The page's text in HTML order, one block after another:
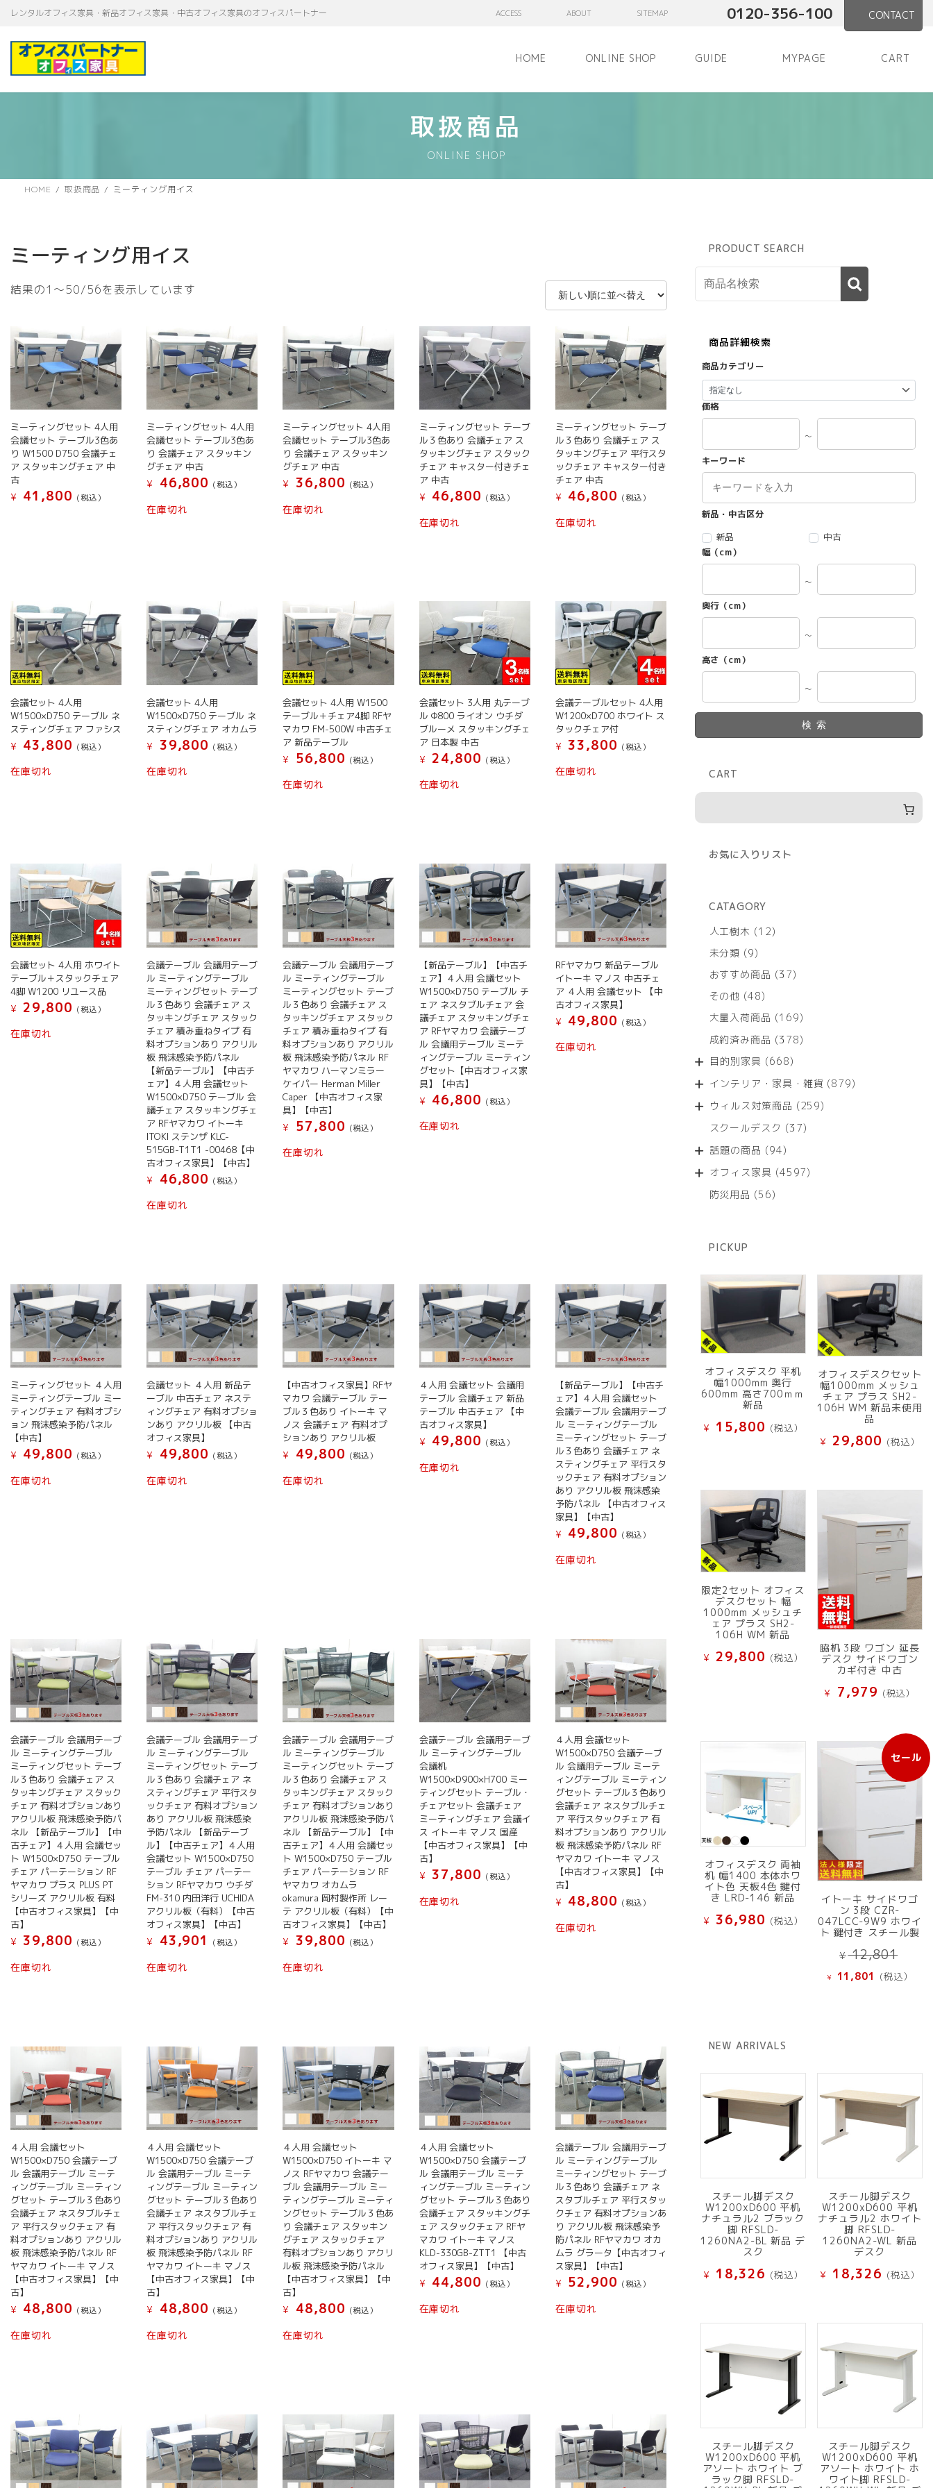
テ
ゲ
レンタルオフィス家具・新品オフィス家具・中古オフィス家具のオフィスパートナー ACCESS ABOUT SITEMAP 0120-356-100 CONTACT
HOME ONLINE SHOP GUIDE MYPAGE CART
取扱商品
ONLINE SHOP
HOME 取扱商品 ミーティング用イス
ミーティング用イス
結果の1～50/56を表示しています
順
ミーティングセット 4人用
会議セット テーブル3色あ
り W1500 D750 会議チェ
ア スタッキングチェア 中
古
¥
41,800 (税込）
複
数
の
リ
ー
シ
ョ
が
プ
シ
ョ
ン
は
商
品
ペ
ー
ジ
か
ら
ミーティングセット 4人用
会議セット テーブル3色あ
り 会議チェア スタッキン
グチェア 中古
¥
46,800 (税込）
在庫切れ
数
の
バ
リ
エ
ー
シ
ョ
ン
シ
ョ
ン
は
商
品
ペ
ー
ジ
か
ら
選
択
で
き
ま
す
ミーティングセット 4人用
会議セット テーブル3色あ
り 会議チェア スタッキン
グチェア 中古
¥
36,800 (税込）
在庫切れ
数
の
バ
リ
エ
ー
シ
ョ
ン
が
シ
ョ
ン
は
商
品
ペ
ー
ジ
か
ら
選
択
で
き
ま
す
ミーティングセット テーブ
ル３色あり 会議チェア ス
タッキングチェア スタック
チェア キャスター付きチェ
ア 中古
¥
46,800 (税込）
在庫切れ
複
数
の
バ
リ
ー
シ
ョ
ン
プ
シ
ョ
ン
は
商
品
ペ
ー
ジ
か
ら
選
択
で
き
ミーティングセット テーブ
ル３色あり 会議チェア ス
タッキングチェア 平行スタ
ックチェア キャスター付き
チェア 中古
¥
46,800 (税込）
在庫切れ
複
数
の
バ
リ
ー
シ
ョ
プ
シ
ョ
ン
は
商
品
ペ
ー
ジ
か
会議セット 4人用
W1500×D750 テーブル ネ
スティングチェア ファシス
¥
43,800 (税込）
在庫切れ
複
数
の
バ
リ
エ
ー
シ
ョ
ン
ら
選
択
で
き
ま
す
会議セット 4人用
W1500×D750 テーブル ネ
スティングチェア オカムラ
¥
39,800 (税込）
在庫切れ
数
の
バ
リ
エ
ー
シ
ョ
ン
が
あ
り
ま
す。
オ
プ
シ
ョ
ン
は
ら
選
択
で
き
ま
す
会議セット 4人用 W1500
テーブル＋チェア4脚 RFヤ
マカワ FM-500W 中古チェ
ア 新品テーブル
¥
56,800 (税込）
在庫切れ
会議セット 3人用 丸テーブ
ル Φ800 ライオン ウチダ
ブルーメ スタッキングチェ
ア 日本製 中古
¥ 24,800 (税込）
在庫切れ
会議テーブルセット 4人用
W1200×D700 ホワイト ス
タックチェア付
¥
33,800 (税込）
在庫切れ
会議セット 4人用 ホワイト
テーブル＋スタックチェア
4脚 W1200 リユース品
¥ 29,800 (税込）
在庫切れ
会議テーブル 会議用テーブ
ル ミーティングテーブル
ミーティングセット テーブ
ル３色あり 会議チェア ス
タッキングチェア スタック
チェア 積み重ねタイプ 有
料オプションあり アクリル
板 飛沫感染予防パネル
【新品テーブル】【中古チ
ェア】４人用 会議セット
W1500×D750 テーブル 会
議チェア スタッキングチェ
ア RFヤマカワ イトーキ
ITOKI ステンザ KLC-
515GB-T1T1 -00468【中
古オフィス家具】【中古】
¥
46,800 (税込）
在庫切れ
会議テーブル 会議用テーブ
ル ミーティングテーブル
ミーティングセット テーブ
ル３色あり 会議チェア ス
タッキングチェア スタック
チェア 積み重ねタイプ 有
料オプションあり アクリル
板 飛沫感染予防パネル RF
ヤマカワ ハーマンミラー
ケイパー Herman Miller
Caper 【中古オフィス家
具】【中古】
¥
57,800 (税込）
在庫切れ
【新品テーブル】【中古チ
ェア】４人用 会議セット
W1500×D750 テーブル チ
ェア ネスタブルチェア 会
議チェア スタッキングチェ
ア RFヤマカワ 会議テーブ
ル 会議用テーブル ミーテ
ィングテーブル ミーティン
グセット【中古オフィス家
具】【中古】
¥
46,800 (税込）
在庫切れ
RFヤマカワ 新品テーブル
イトーキ マノス 中古チェ
ア ４人用 会議セット 【中
古オフィス家具】
¥
49,800 (税込）
在庫切れ
ミーティングセット ４人用
ミーティングテーブル ミー
ティングチェア 有料オプシ
ョン 飛沫感染予防パネル
【中古】
¥
49,800 (税込）
在庫切れ
会議セット ４人用 新品テ
ーブル 中古チェア ネステ
ィングチェア 有料オプショ
ンあり アクリル板 【中古
オフィス家具】
¥
49,800 (税込）
在庫切れ
【中古オフィス家具】RFヤ
マカワ 会議テーブル テー
ブル３色あり イトーキ マ
ノス 会議チェア 有料オプ
ションあり アクリル板
¥
49,800 (税込）
在庫切れ
４人用 会議セット 会議用
テーブル 会議チェア 新品
テーブル 中古チェア 【中
古オフィス家具】
¥
49,800 (税込）
在庫切れ
【新品テーブル】【中古チ
ェア】４人用 会議セット
会議テーブル 会議用テーブ
ル ミーティングテーブル
ミーティングセット テーブ
ル３色あり 会議チェア ネ
スティングチェア 平行スタ
ックチェア 有料オプション
あり アクリル板 飛沫感染
予防パネル 【中古オフィス
家具】【中古】
¥
49,800 (税込）
在庫切れ
会議テーブル 会議用テーブ
ル ミーティングテーブル
ミーティングセット テーブ
ル３色あり 会議チェア ス
タッキングチェア スタック
チェア 有料オプションあり
アクリル板 飛沫感染予防パ
ネル 【新品テーブル】【中
古チェア】４人用 会議セッ
ト W1500×D750 テーブル
チェア パーテーション RF
ヤマカワ プラス PLUS PT
シリーズ アクリル板 有料
【中古オフィス家具】【中
古】
¥
39,800 (税込）
在庫切れ
会議テーブル 会議用テーブ
ル ミーティングテーブル
ミーティングセット テーブ
ル３色あり 会議チェア ネ
スティングチェア 平行スタ
ックチェア 有料オプション
あり アクリル板 飛沫感染
予防パネル 【新品テーブ
ル】【中古チェア】４人用
会議セット W1500×D750
テーブル チェア パーテー
ション RFヤマカワ ウチダ
FM-310 内田洋行 UCHIDA
アクリル板（有料）【中古
オフィス家具】【中古】
¥
43,901 (税込）
在庫切れ
会議テーブル 会議用テーブ
ル ミーティングテーブル
ミーティングセット テーブ
ル３色あり 会議チェア ス
タッキングチェア スタック
チェア 有料オプションあり
アクリル板 飛沫感染予防パ
ネル 【新品テーブル】【中
古チェア】４人用 会議セッ
ト W1500×D750 テーブル
チェア パーテーション RF
ヤマカワ オカムラ
okamura 岡村製作所 レー
テ アクリル板（有料）【中
古オフィス家具】【中古】
¥
39,800 (税込）
在庫切れ
会議テーブル 会議用テーブ
ル ミーティングテーブル
会議机
W1500×D900×H700 ミー
ティングセット テーブル・
チェアセット 会議チェア
ミーティングチェア 会議イ
ス イトーキ マノス 国産
【中古オフィス家具】【中
古】
¥
37,800 (税込）
在庫切れ
４人用 会議セット
W1500×D750 会議テーブ
ル 会議用テーブル ミーテ
ィングテーブル ミーティン
グセット テーブル３色あり
会議チェア ネスタブルチェ
ア 平行スタックチェア 有
料オプションあり アクリル
板 飛沫感染予防パネル RF
ヤマカワ イトーキ マノス
【中古オフィス家具】【中
古】
¥
48,800 (税込）
在庫切れ
４人用 会議セット
W1500×D750 会議テーブ
ル 会議用テーブル ミーテ
ィングテーブル ミーティン
グセット テーブル３色あり
会議チェア ネスタブルチェ
ア 平行スタックチェア 有
料オプションあり アクリル
板 飛沫感染予防パネル RF
ヤマカワ イトーキ マノス
【中古オフィス家具】【中
古】
¥
48,800 (税込）
在庫切れ
４人用 会議セット
W1500×D750 会議テーブ
ル 会議用テーブル ミーテ
ィングテーブル ミーティン
グセット テーブル３色あり
会議チェア ネスタブルチェ
ア 平行スタックチェア 有
料オプションあり アクリル
板 飛沫感染予防パネル RF
ヤマカワ イトーキ マノス
【中古オフィス家具】【中
古】
¥
48,800 (税込）
在庫切れ
４人用 会議セット
W1500×D750 イトーキ マ
ノス RFヤマカワ 会議テー
ブル 会議用テーブル ミー
ティングテーブル ミーティ
ングセット テーブル３色あ
り 会議チェア スタッキン
グチェア スタックチェア
有料オプションあり アクリ
ル板 飛沫感染予防パネル
【中古オフィス家具】【中
古】
¥
48,800 (税込）
在庫切れ
４人用 会議セット
W1500×D750 会議テーブ
ル 会議用テーブル ミーテ
ィングテーブル ミーティン
グセット テーブル３色あり
会議チェア スタッキングチ
ェア スタックチェア RFヤ
マカワ イトーキ マノス
KLD-330GB-ZTT1 【中古
オフィス家具】【中古】
¥
44,800 (税込）
在庫切れ
会議テーブル 会議用テーブ
ル ミーティングテーブル
ミーティングセット テーブ
ル３色あり 会議チェア ネ
スタブルチェア 平行スタッ
クチェア 有料オプションあ
り アクリル板 飛沫感染予
防パネル RFヤマカワ オカ
ムラ グラータ【中古オフィ
ス家具】【中古】
¥
52,900 (税込）
在庫切れ
PRODUCT SEARCH
商品詳細検索
商品カテゴリー
価格
～
キーワード
新品・中古区分
新品
中古
幅（cm）
～
奥行（cm）
～
高さ（cm）
～
検索
CART
お気に入りリスト
CATAGORY
人工樹木
1212
商
未分類 99
の
商
おすすめ商品 3737
商
その他 4848
の
商
大量入荷商品 169169
の
成約済み商品 378378
商
目的別家具 668668
の
商
インテリア・家具・雑貨 879879
ウィルス対策商品 259259
スクールデスク 3737
商
話題の商品 9494
の
オフィス家具 45974597
防災用品 5656
PICKUP
オフィスデスク 平机
幅1000mm 奥行
600mm 高さ700ｍｍ
新品
¥ 15,800 (税込）
オフィスデスクセット
幅1000mm メッシュ
チェア プラス SH2-
106H WM 新品未使用
品
¥ 29,800 (税込）
限定2セット オフィス
デスクセット 幅
1000mm メッシュチ
ェア プラス SH2-
106H WM 新品
¥ 29,800 (税込）
脇机 3段 ワゴン 延長
デスク サイドワゴン
カギ付き 中古
¥ 7,979 (税込）
オフィスデスク 両袖
机 幅1400 本体ホワ
イト色 天板4色 鍵付
き LRD-146 新品
¥ 36,980 (税込）
セール
販
売
中
品
イトーキ サイドワゴ
ン 3段 CZR-
047LCC-9W9 ホワイ
ト 鍵付き スチール製
¥12,801
の
価
¥ 11,801 現
す。
(税込）
NEW ARRIVALS
スチール脚デスク
W1200xD600 平机
ナチュラル2 ブラック
脚 RFSLD-
1260NA2-BL 新品 デ
スク
¥ 18,326 (税込）
スチール脚デスク
W1200xD600 平机
ナチュラル2 ホワイト
脚 RFSLD-
1260NA2-WL 新品
デスク
¥ 18,326 (税込）
スチール脚デスク
W1200xD600 平机
アソート ホワイト ブ
ラック脚 RFSLD-
スチール脚デスク
W1200xD600 平机
アソート ホワイト ホ
ワイト脚 RFSLD-